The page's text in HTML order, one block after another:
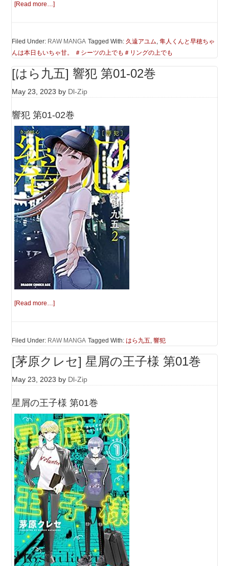
[Read more…]
Filed Under: RAW MANGA Tagged With: 久遠アユム,隼人くんと早穂ちゃ
んは本日もいちゃ甘。 ＃シーツの上でも＃リングの上でも
[はら九五] 響犯 第01-02巻
May 23, 2023 by Dl-Zip
響犯 第01-02巻
[Read more…]
Filed Under: RAW MANGA Tagged With:はら九五,響犯
[茅原クレセ] 星屑の王子様 第01巻
May 23, 2023 by Dl-Zip
星屑の王子様 第01巻